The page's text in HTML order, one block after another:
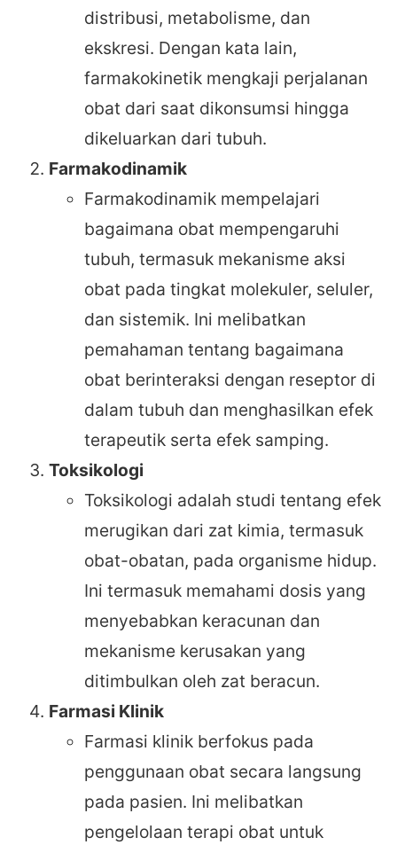
distribusi, metabolisme, dan
ekskresi. Dengan kata lain,
farmakokinetik mengkaji perjalanan
obat dari saat dikonsumsi hingga
dikeluarkan dari tubuh.
Farmakodinamik
Farmakodinamik mempelajari
bagaimana obat mempengaruhi
tubuh, termasuk mekanisme aksi
obat pada tingkat molekuler, seluler,
dan sistemik. Ini melibatkan
pemahaman tentang bagaimana
obat berinteraksi dengan reseptor di
dalam tubuh dan menghasilkan efek
terapeutik serta efek samping.
Toksikologi
Toksikologi adalah studi tentang efek
merugikan dari zat kimia, termasuk
obat-obatan, pada organisme hidup.
Ini termasuk memahami dosis yang
menyebabkan keracunan dan
mekanisme kerusakan yang
ditimbulkan oleh zat beracun.
Farmasi Klinik
Farmasi klinik berfokus pada
penggunaan obat secara langsung
pada pasien. Ini melibatkan
pengelolaan terapi obat untuk